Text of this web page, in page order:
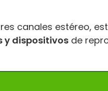
canales estéreo,
y dispositivos de